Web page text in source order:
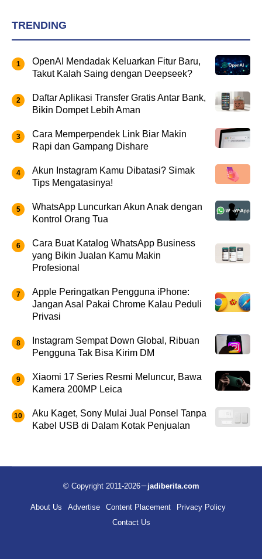
TRENDING
OpenAI Mendadak Keluarkan Fitur Baru,
Takut Kalah Saing dengan Deepseek?
Daftar Aplikasi Transfer Gratis Antar Bank,
Bikin Dompet Lebih Aman
Cara Memperpendek Link Biar Makin
Rapi dan Gampang Dishare
Akun Instagram Kamu Dibatasi? Simak
Tips Mengatasinya!
WhatsApp Luncurkan Akun Anak dengan
Kontrol Orang Tua
Cara Buat Katalog WhatsApp Business
yang Bikin Jualan Kamu Makin
Profesional
Apple Peringatkan Pengguna iPhone:
Jangan Asal Pakai Chrome Kalau Peduli
Privasi
Instagram Sempat Down Global, Ribuan
Pengguna Tak Bisa Kirim DM
Xiaomi 17 Series Resmi Meluncur, Bawa
Kamera 200MP Leica
Aku Kaget, Sony Mulai Jual Ponsel Tanpa
Kabel USB di Dalam Kotak Penjualan
© Copyright 2011-2026 jadiberita.com
About Us Advertise Content Placement
Privacy Policy
Contact Us